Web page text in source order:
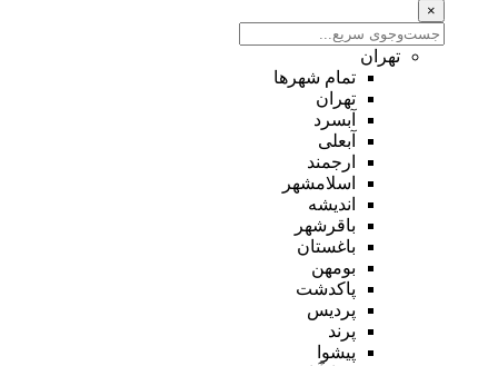
×
تهران
تمام شهر‌ها
تهران
آبسرد
آبعلی
ارجمند
اسلامشهر
اندیشه
باقرشهر
باغستان
بومهن
پاکدشت
پردیس
پرند
پیشوا